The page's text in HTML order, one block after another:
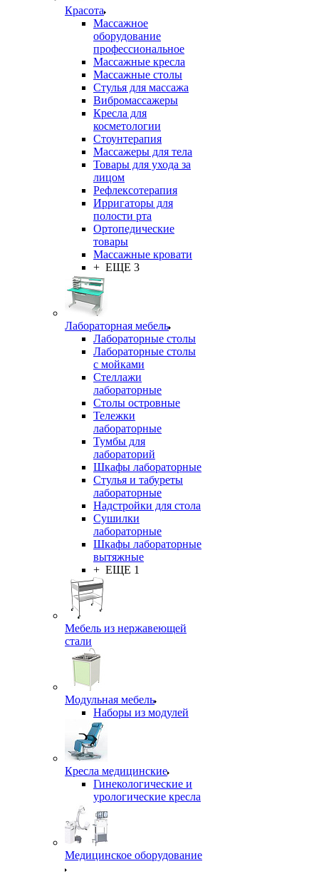
Красота
Массажное
оборудование
профессиональное
Массажные кресла
Массажные столы
Стулья для массажа
Вибромассажеры
Кресла для
косметологии
Стоунтерапия
Массажеры для тела
Товары для ухода за
лицом
Рефлексотерапия
Ирригаторы для
полости рта
Ортопедические
товары
Массажные кровати
+ ЕЩЕ 3
Лабораторная мебель
Лабораторные столы
Лабораторные столы
с мойками
Стеллажи
лабораторные
Столы островные
Тележки
лабораторные
Тумбы для
лабораторий
Шкафы лабораторные
Стулья и табуреты
лабораторные
Надстройки для стола
Сушилки
лабораторные
Шкафы лабораторные
вытяжные
+ ЕЩЕ 1
Мебель из нержавеющей
стали
Модульная мебель
Наборы из модулей
Кресла медицинские
Гинекологические и
урологические кресла
Медицинское оборудование